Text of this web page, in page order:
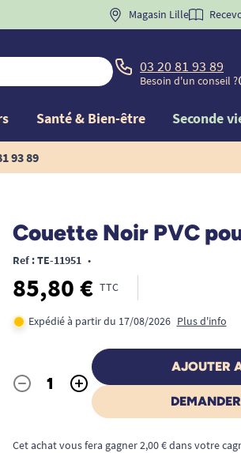
BIENVENUE" pourla 1ère
Magasin Lille
03 20 81 93 89
Besoin d'un conseil ?
Santé & Bien-être Seconde
93 89
Couette Noir PVC
Ref : TE-11951 •
85,80 € TTC
Expédié à partir du 17/08/2026 Plus d'info
Quantité
- +
AJOUTER
Cet achat vous fera gagner 2,00 € dans votre